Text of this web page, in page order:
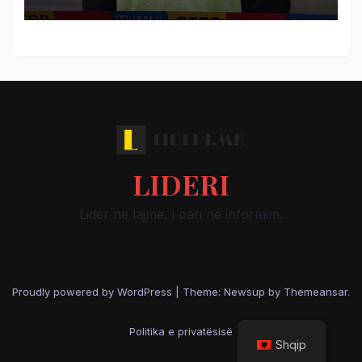
LIDERI
Lider në lajme, i pari në informim.
Proudly powered by WordPress Theme: Newsup by Themeansar.
Politika e privatësisë
Shqip